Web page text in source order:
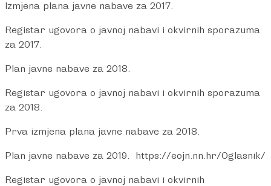
Izmjena plana javne nabave za 2017.
Registar ugovora o javnoj nabavi i okvirnih sporazuma
za 2017.
Plan javne nabave za 2018.
Registar ugovora o javnoj nabavi i okvirnih sporazuma
za 2018.
Prva izmjena plana javne nabave za 2018.
Plan javne nabave za 2019. https://eojn.nn.hr/Oglasnik/
Registar ugovora o javnoj nabavi i okvirnih